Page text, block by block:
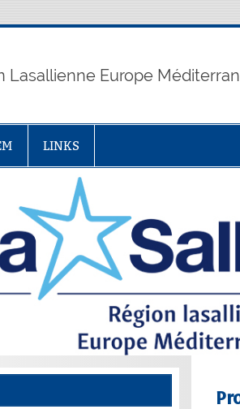
Lasallienne Europe
LINKS